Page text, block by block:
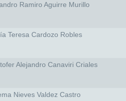
Ramiro Aguirre Murillo
Teresa Cardozo Robles
Alejandro Canaviri Criales
Nieves Valdez Castro